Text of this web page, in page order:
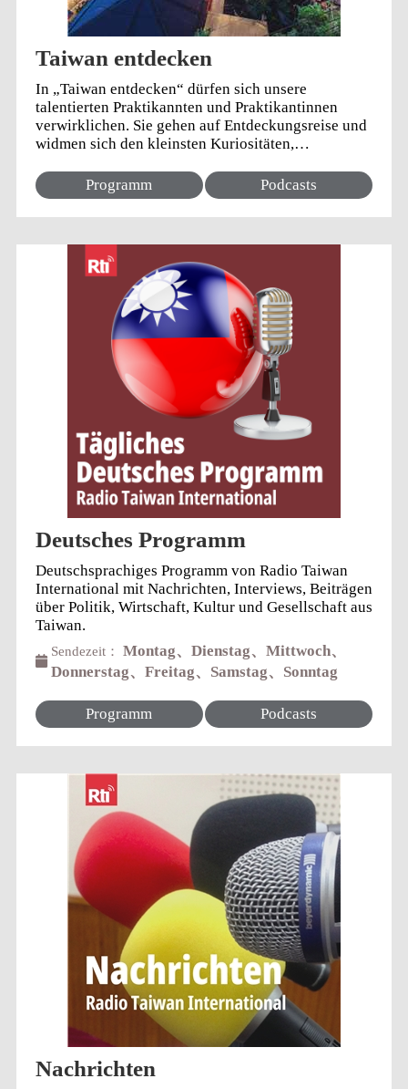
Taiwan entdecken
In „Taiwan entdecken“ dürfen sich unsere
talentierten Praktikannten und Praktikantinnen
verwirklichen. Sie gehen auf Entdeckungsreise und
widmen sich den kleinsten Kuriositäten,
aktuelle Themen bis hin zu großen geschichtlichen
Fragestellungen. Entdecken Sie verschiedene
Facetten Taiwans mittels verschiedenen
Programm Podcasts
Deutsches Programm
Deutschsprachiges Programm von Radio Taiwan
International mit Nachrichten, Interviews, Beiträgen
über Politik, Wirtschaft, Kultur und Gesellschaft aus
Taiwan.
Sendezeit： Montag、Dienstag、Mittwoch、
Donnerstag、Freitag、Samstag、Sonntag
Programm Podcasts
Nachrichten